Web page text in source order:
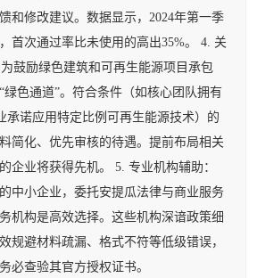
和修改建议。数据显示，2024年第一季
首次通过率比未使用的高出35%。 4. 关
鼓励绿色建筑和可再生能源项目承包
绿色通道”。符合条件（如核心团队拥有
承诺应用特定比例可再生能源技术）的
简化、优先审核的待遇。提前布局相关
企业将获得先机。 5. 专业机构辅助：
中小企业，委托安提瓜法律与商业服务
机构是高效选择。这些机构深谙政策细
规避材料疏漏、格式不符等低级错误，
必查验其官方授权证书。